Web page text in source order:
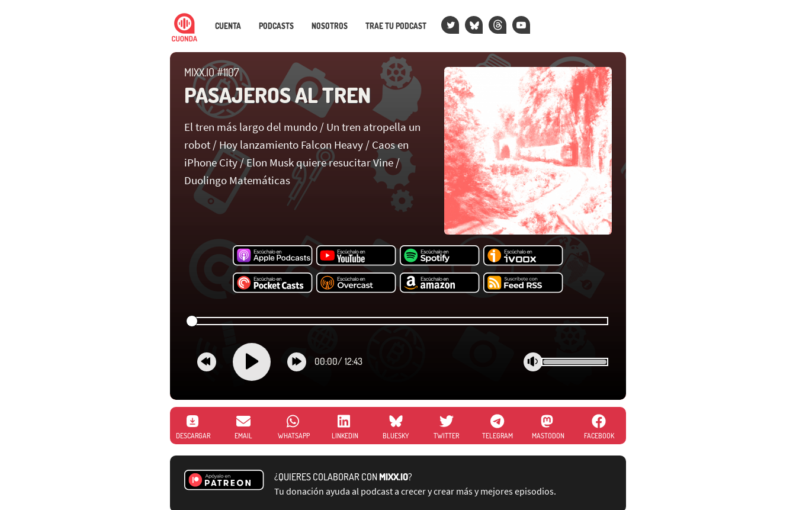
CUENTA PODCASTS NOSOTROS TRAE TU PODCAST
MIXX.IO #1107
PASAJEROS AL TREN
El tren más largo del mundo / Un tren atropella un
robot / Hoy lanzamiento Falcon Heavy / Caos en
iPhone City / Elon Musk quiere resucitar Vine /
Duolingo Matemáticas
00:00/ 12:43
DESCARGAR EMAIL WHATSAPP LINKEDIN BLUESKY TWITTER TELEGRAM MASTODON FACEBOOK
¿QUIERES COLABORAR CONMIXX.IO?
Tu donación ayuda al podcast a crecer y crear más y mejores episodios.